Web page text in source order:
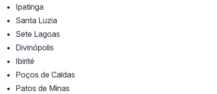
Ipatinga
Santa Luzia
Sete Lagoas
Divinópolis
Ibirité
Poços de Caldas
Patos de Minas